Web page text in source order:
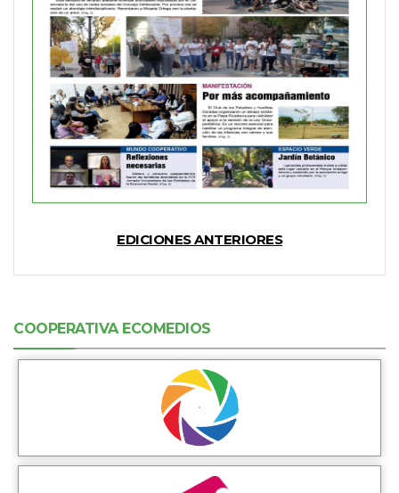
EDICIONES ANTERIORES
COOPERATIVA ECOMEDIOS